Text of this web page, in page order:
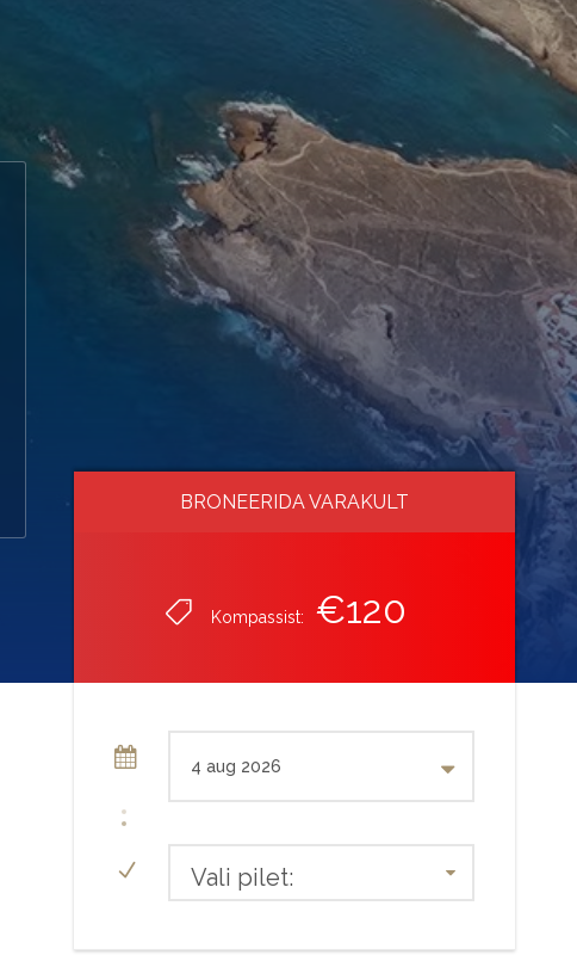
BRONEERIDA VARAKULT
Kompassist: €120
BRONEERIDA VARAKULT
Kompassist: €120
Vali pilet: